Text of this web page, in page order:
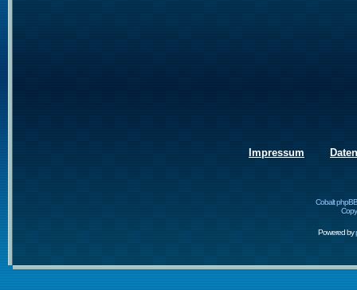
Impressum
Cobalt
Powered by